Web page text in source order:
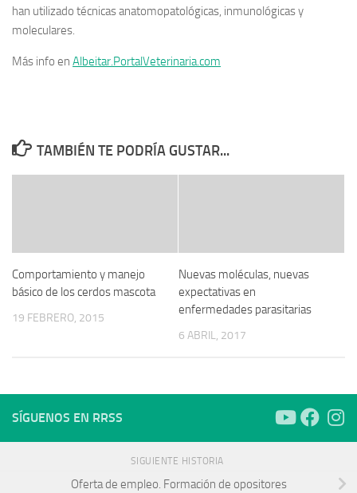
han utilizado técnicas anatomopatológicas, inmunológicas y
moleculares.
Más info en Albeitar.PortalVeterinaria.com
TAMBIÉN TE PODRÍA GUSTAR...
Comportamiento y manejo
básico de los cerdos mascota
19 FEBRERO, 2015
Nuevas moléculas, nuevas
expectativas en
enfermedades parasitarias
6 ABRIL, 2017
SÍGUENOS EN RRSS
SIGUIENTE HISTORIA
Oferta de empleo. Formación de opositores